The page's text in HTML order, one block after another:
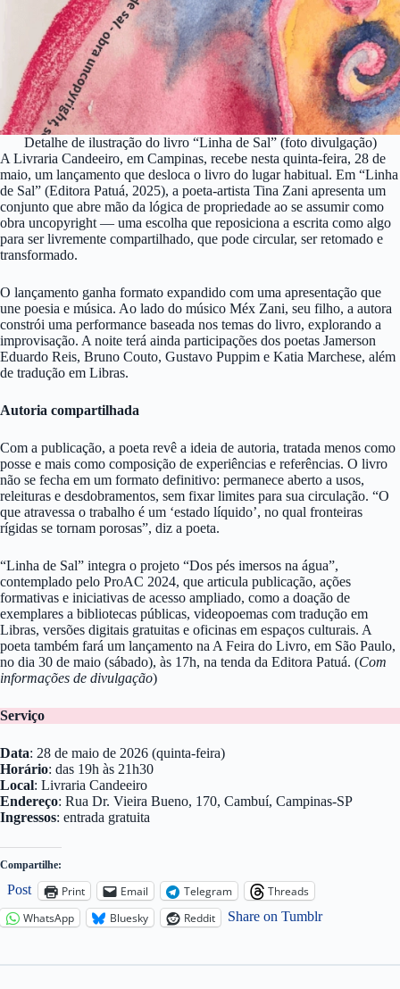
Detalhe de ilustração do livro “Linha de Sal” (foto divulgação)
A Livraria Candeeiro, em Campinas, recebe nesta quinta-feira, 28 de
maio, um lançamento que desloca o livro do lugar habitual. Em “Linha
de Sal” (Editora Patuá, 2025), a poeta-artista Tina Zani apresenta um
conjunto que abre mão da lógica de propriedade ao se assumir como
obra uncopyright — uma escolha que reposiciona a escrita como algo
para ser livremente compartilhado, que pode circular, ser retomado e
transformado.
O lançamento ganha formato expandido com uma apresentação que
une poesia e música. Ao lado do músico Méx Zani, seu filho, a autora
constrói uma performance baseada nos temas do livro, explorando a
improvisação. A noite terá ainda participações dos poetas Jamerson
Eduardo Reis, Bruno Couto, Gustavo Puppim e Katia Marchese, além
de tradução em Libras.
Autoria compartilhada
Com a publicação, a poeta revê a ideia de autoria, tratada menos como
posse e mais como composição de experiências e referências. O livro
não se fecha em um formato definitivo: permanece aberto a usos,
releituras e desdobramentos, sem fixar limites para sua circulação. “O
que atravessa o trabalho é um ‘estado líquido’, no qual fronteiras
rígidas se tornam porosas”, diz a poeta.
“Linha de Sal” integra o projeto “Dos pés imersos na água”,
contemplado pelo ProAC 2024, que articula publicação, ações
formativas e iniciativas de acesso ampliado, como a doação de
exemplares a bibliotecas públicas, videopoemas com tradução em
Libras, versões digitais gratuitas e oficinas em espaços culturais. A
poeta também fará um lançamento na A Feira do Livro, em São Paulo,
no dia 30 de maio (sábado), às 17h, na tenda da Editora Patuá. (Com
informações de divulgação)
Serviço
Data: 28 de maio de 2026 (quinta-feira)
Horário: das 19h às 21h30
Local: Livraria Candeeiro
Endereço: Rua Dr. Vieira Bueno, 170, Cambuí, Campinas-SP
Ingressos: entrada gratuita
Compartilhe:
Post Print Email Telegram
Threads
WhatsApp
Bluesky Reddit Share on Tumblr